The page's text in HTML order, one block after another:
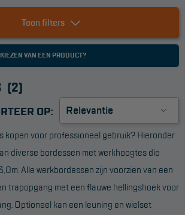
Toon filters
VAN EEN PRODUCT?
(2)
OP:
kopen voor professioneel gebruik? Hieronder
diverse bordessen met werkhoogtes die
Alle werkbordessen zijn voorzien van een
trapopgang met een flauwe hellingshoek voor
Optioneel kan een leuning en wielset